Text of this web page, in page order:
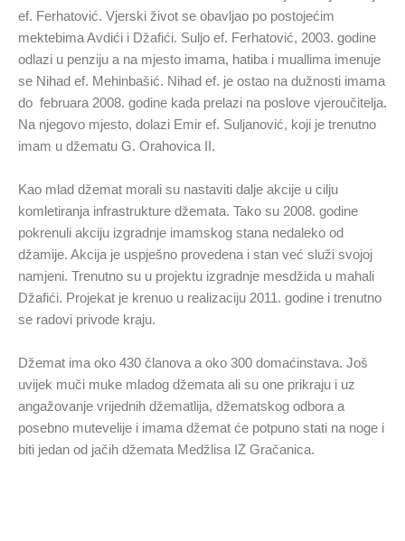
ef. Ferhatović. Vjerski život se obavljao po postojećim
mektebima Avdići i Džafići. Suljo ef. Ferhatović, 2003. godine
odlazi u penziju a na mjesto imama, hatiba i muallima imenuje
se Nihad ef. Mehinbašić. Nihad ef. je ostao na dužnosti imama
do februara 2008. godine kada prelazi na poslove vjeroučitelja.
Na njegovo mjesto, dolazi Emir ef. Suljanović, koji je trenutno
imam u džematu G. Orahovica II.
Kao mlad džemat morali su nastaviti dalje akcije u cilju
komletiranja infrastrukture džemata. Tako su 2008. godine
pokrenuli akciju izgradnje imamskog stana nedaleko od
džamije. Akcija je uspješno provedena i stan već služi svojoj
namjeni. Trenutno su u projektu izgradnje mesdžida u mahali
Džafići. Projekat je krenuo u realizaciju 2011. godine i trenutno
se radovi privode kraju.
Džemat ima oko 430 članova a oko 300 domaćinstava. Još
uvijek muči muke mladog džemata ali su one prikraju i uz
angažovanje vrijednih džematlija, džematskog odbora a
posebno mutevelije i imama džemat će potpuno stati na noge i
biti jedan od jačih džemata Medžlisa IZ Gračanica.